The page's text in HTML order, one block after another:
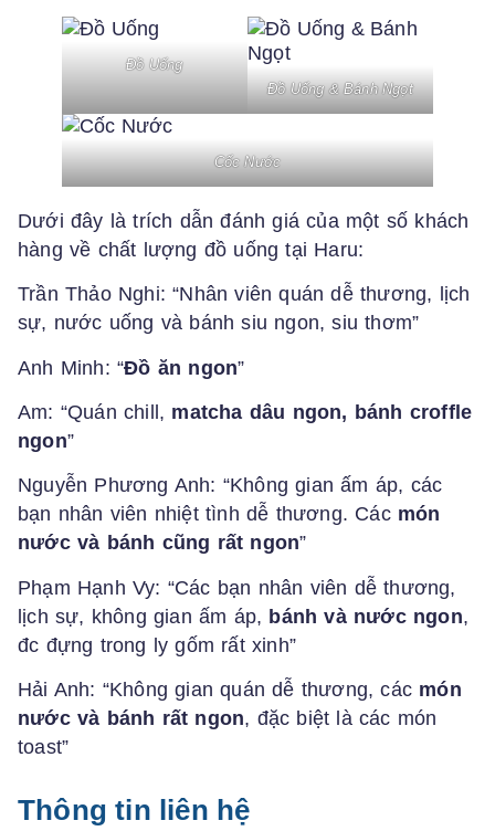
Đồ Uống
Đồ Uống & Bánh Ngọt
Cốc Nước
Dưới đây là trích dẫn đánh giá của một số khách
hàng về chất lượng đồ uống tại Haru:
Trần Thảo Nghi: “Nhân viên quán dễ thương, lịch
sự, nước uống và bánh siu ngon, siu thơm”
Anh Minh: “Đồ ăn ngon”
Am: “Quán chill, matcha dâu ngon, bánh croffle
ngon”
Nguyễn Phương Anh: “Không gian ấm áp, các
bạn nhân viên nhiệt tình dễ thương. Các món
nước và bánh cũng rất ngon”
Phạm Hạnh Vy: “Các bạn nhân viên dễ thương,
lịch sự, không gian ấm áp, bánh và nước ngon,
đc đựng trong ly gốm rất xinh”
Hải Anh: “Không gian quán dễ thương, các món
nước và bánh rất ngon, đặc biệt là các món
toast”
Thông tin liên hệ